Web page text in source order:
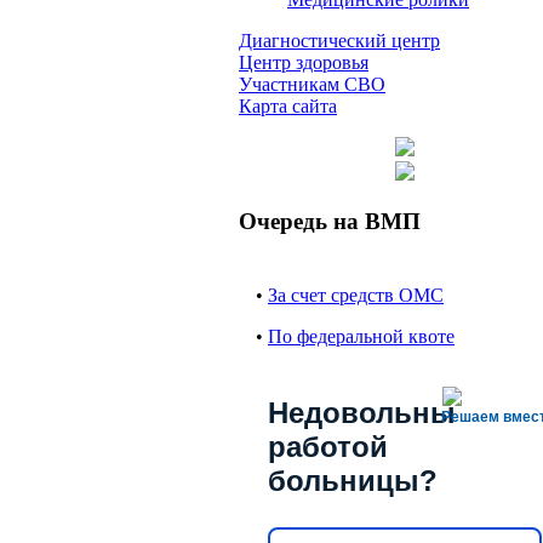
Диагностический центр
Центр здоровья
Участникам СВО
Карта сайта
Очередь на ВМП
• За счет средств ОМС
• По федеральной квоте
Решаем
Недовольны
работой
больницы?